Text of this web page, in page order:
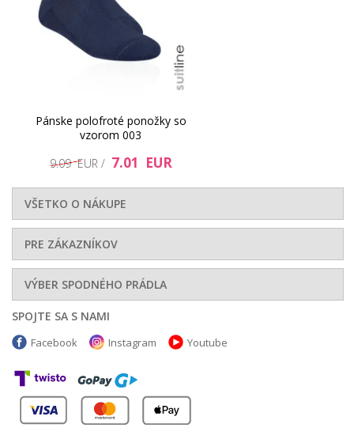
Pánske polofroté ponožky so
vzorom 003
9.09 EUR / 7.01 EUR
VŠETKO O NÁKUPE
PRE ZÁKAZNÍKOV
VÝBER SPODNÉHO PRÁDLA
SPOJTE SA S NAMI
Facebook Instagram Youtube